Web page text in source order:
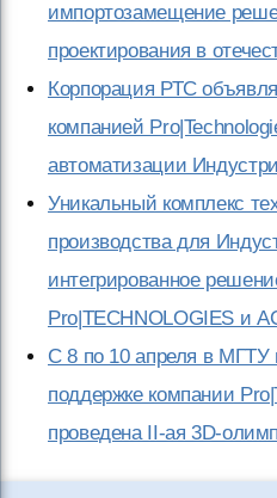
импортозамещение
проектирования в
Корпорация РТС
компанией
автоматизации
Уникальный комплекс
производства для
интегрированное
Pro|TECHNOLOGIES и
С 8 по 10 апреля в
поддержке компании
проведена II-ая 3D-